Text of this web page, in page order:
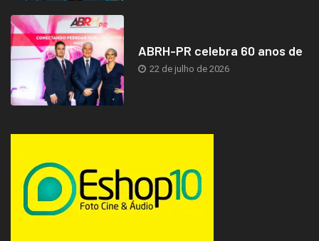
ABRH-PR celebra 60 anos de
22 de julho de 2026